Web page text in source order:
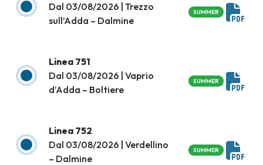
Dal 03/08/2026 | Trezzo
sull’Adda – Dalmine
SUMMER
Linea 751
Dal 03/08/2026 | Vaprio
d’Adda – Boltiere
SUMMER
Linea 752
Dal 03/08/2026 | Verdellino
– Dalmine
SUMMER